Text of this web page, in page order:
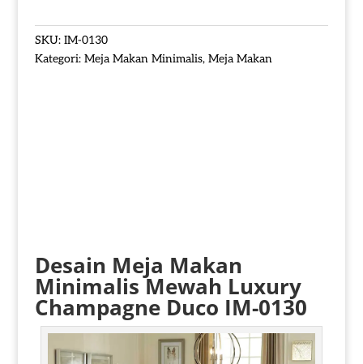
SKU: IM-0130
Kategori: Meja Makan Minimalis, Meja Makan
Desain Meja Makan
MinimalisMewah Luxury
Champagne Duco IM-0130